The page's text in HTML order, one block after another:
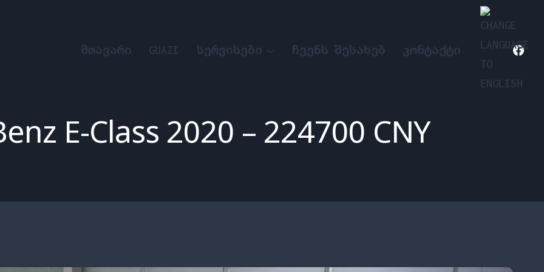
ᲛᲗᲐᲕᲐᲠᲘ GUAZI ᲡᲔᲠᲕᲘᲡᲔᲑᲘ ᲩᲕᲔᲜᲡ ᲨᲔᲡᲐᲮᲔᲑ ᲙᲝᲜᲢᲐᲥᲢᲘ
E-Class 2020 – 224700 CNY